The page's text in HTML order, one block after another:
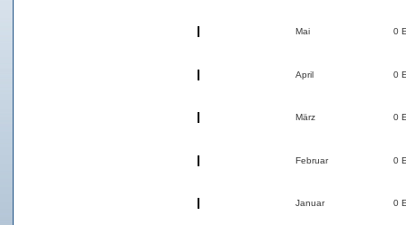
Mai 0
April 0
März 0
Februar 0
Januar 0